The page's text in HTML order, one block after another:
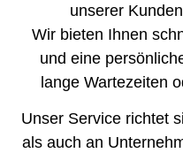
unserer
Wir bieten Ihnen
und eine
lange Wartezeiten
Unser Service richtet
als auch an